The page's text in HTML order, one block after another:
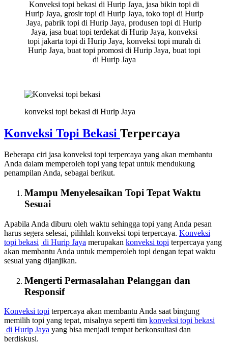
Konveksi topi bekasi di Hurip Jaya, jasa bikin topi di
Hurip Jaya, grosir topi di Hurip Jaya, toko topi di Hurip
Jaya, pabrik topi di Hurip Jaya, produsen topi di Hurip
Jaya, jasa buat topi terdekat di Hurip Jaya, konveksi
topi jakarta topi di Hurip Jaya, konveksi topi murah di
Hurip Jaya, buat topi promosi di Hurip Jaya, buat topi
di Hurip Jaya
konveksi topi bekasi di Hurip Jaya
Konveksi Topi Bekasi Terpercaya
Beberapa ciri jasa konveksi topi terpercaya yang akan membantu
Anda dalam memperoleh topi yang tepat untuk mendukung
penampilan Anda, sebagai berikut.
Mampu Menyelesaikan Topi Tepat Waktu
Sesuai
Apabila Anda diburu oleh waktu sehingga topi yang Anda pesan
harus segera selesai, pilihlah konveksi topi terpercaya. Konveksi
topi bekasi di Hurip Jaya merupakan konveksi topi terpercaya yang
akan membantu Anda untuk memperoleh topi dengan tepat waktu
sesuai yang dijanjikan.
Mengerti Permasalahan Pelanggan dan
Responsif
Konveksi topi terpercaya akan membantu Anda saat bingung
memilih topi yang tepat, misalnya seperti tim konveksi topi bekasi
di Hurip Jaya yang bisa menjadi tempat berkonsultasi dan
berdiskusi.